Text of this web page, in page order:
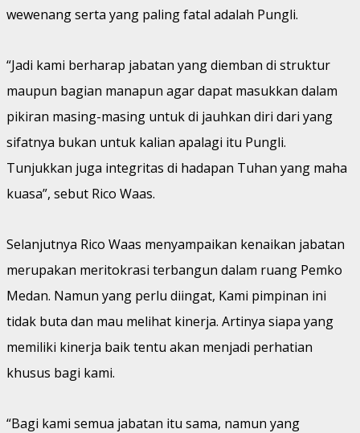
wewenang serta yang paling fatal adalah Pungli.
“Jadi kami berharap jabatan yang diemban di struktur
maupun bagian manapun agar dapat masukkan dalam
pikiran masing-masing untuk di jauhkan diri dari yang
sifatnya bukan untuk kalian apalagi itu Pungli.
Tunjukkan juga integritas di hadapan Tuhan yang maha
kuasa”, sebut Rico Waas.
Selanjutnya Rico Waas menyampaikan kenaikan jabatan
merupakan meritokrasi terbangun dalam ruang Pemko
Medan. Namun yang perlu diingat, Kami pimpinan ini
tidak buta dan mau melihat kinerja. Artinya siapa yang
memiliki kinerja baik tentu akan menjadi perhatian
khusus bagi kami.
“Bagi kami semua jabatan itu sama, namun yang